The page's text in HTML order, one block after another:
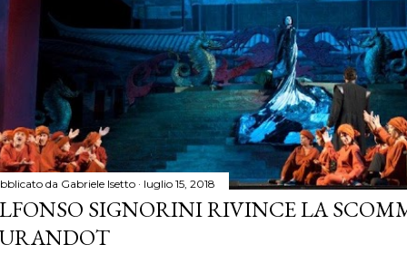
da Gabriele Isetto luglio 15, 2018
SIGNORINI RIVINCE LA